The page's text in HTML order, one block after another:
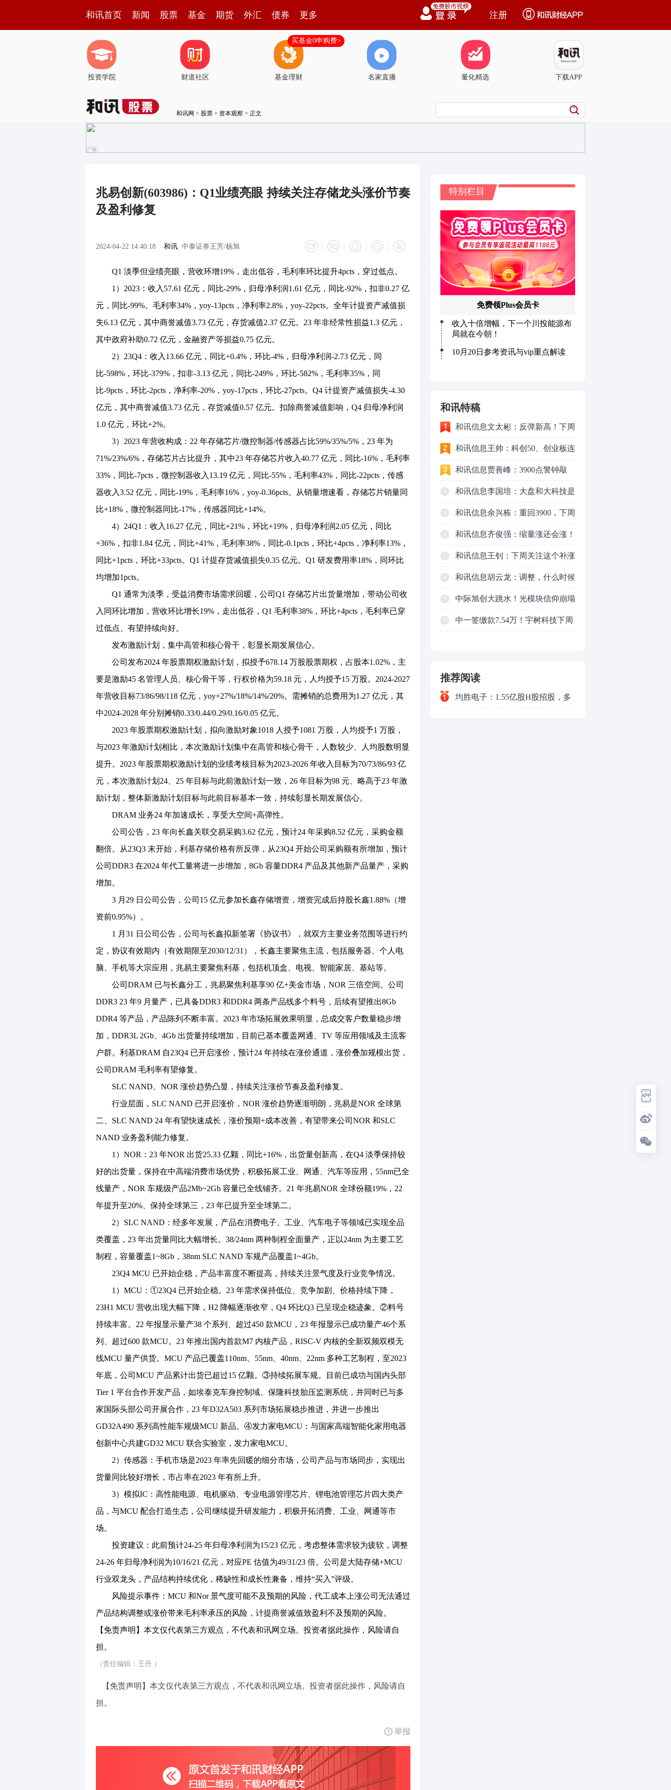
和讯首页 新闻 股票 基金 期货 外汇 债券 更多 注册
投资学院 财道社区 基金理财
买基金0申购费>
名家直播 量化精选 下载APP
和讯网 > 股票 > 资本观察 > 正文
兆易创新(603986)：Q1业绩亮眼 持续关注存储龙头涨价节奏
及盈利修复
2024-04-22 14:40:18 和讯 中泰证券王芳/杨旭
Q1 淡季但业绩亮眼，营收环增19%，走出低谷，毛利率环比提升4pcts，穿过低点。
1）2023：收入57.61 亿元，同比-29%，归母净利润1.61 亿元，同比-92%，扣非0.27 亿
元，同比-99%。毛利率34%，yoy-13pcts，净利率2.8%，yoy-22pcts。全年计提资产减值损
失6.13 亿元，其中商誉减值3.73 亿元，存货减值2.37 亿元。23 年非经常性损益1.3 亿元，
其中政府补助0.72 亿元，金融资产等损益0.75 亿元。
2）23Q4：收入13.66 亿元，同比+0.4%，环比-4%，归母净利润-2.73 亿元，同
比-598%，环比-379%，扣非-3.13 亿元，同比-249%，环比-582%，毛利率35%，同
比-9pcts，环比-2pcts，净利率-20%，yoy-17pcts，环比-27pcts。Q4 计提资产减值损失-4.30
亿元，其中商誉减值3.73 亿元，存货减值0.57 亿元。扣除商誉减值影响，Q4 归母净利润
1.0 亿元，环比+2%。
3）2023 年营收构成：22 年存储芯片/微控制器/传感器占比59%/35%/5%，23 年为
71%/23%/6%，存储芯片占比提升，其中23 年存储芯片收入40.77 亿元，同比-16%，毛利率
33%，同比-7pcts，微控制器收入13.19 亿元，同比-55%，毛利率43%，同比-22pcts，传感
器收入3.52 亿元，同比-19%，毛利率16%，yoy-0.36pcts。从销量增速看，存储芯片销量同
比+18%，微控制器同比-17%，传感器同比+14%。
4）24Q1：收入16.27 亿元，同比+21%，环比+19%，归母净利润2.05 亿元，同比
+36%，扣非1.84 亿元，同比+41%，毛利率38%，同比-0.1pcts，环比+4pcts，净利率13%，
同比+1pcts，环比+33pcts。Q1 计提存货减值损失0.35 亿元。Q1 研发费用率18%，同环比
均增加1pcts。
Q1 通常为淡季，受益消费市场需求回暖，公司Q1 存储芯片出货量增加，带动公司收
入同环比增加，营收环比增长19%，走出低谷，Q1 毛利率38%，环比+4pcts，毛利率已穿
过低点、有望持续向好。
发布激励计划，集中高管和核心骨干，彰显长期发展信心。
公司发布2024 年股票期权激励计划，拟授予678.14 万股股票期权，占股本1.02%，主
要是激励45 名管理人员、核心骨干等，行权价格为59.18 元，人均授予15 万股。2024-2027
年营收目标73/86/98/118 亿元，yoy+27%/18%/14%/20%。需摊销的总费用为1.27 亿元，其
中2024-2028 年分别摊销0.33/0.44/0.29/0.16/0.05 亿元。
2023 年股票期权激励计划，拟向激励对象1018 人授予1081 万股，人均授予1 万股，
与2023 年激励计划相比，本次激励计划集中在高管和核心骨干，人数较少、人均股数明显
提升。2023 年股票期权激励计划的业绩考核目标为2023-2026 年收入目标为70/73/86/93 亿
元，本次激励计划24、25 年目标与此前激励计划一致，26 年目标为98 元、略高于23 年激
励计划，整体新激励计划目标与此前目标基本一致，持续彰显长期发展信心。
DRAM 业务24 年加速成长，享受大空间+高弹性。
公司公告，23 年向长鑫关联交易采购3.62 亿元，预计24 年采购8.52 亿元，采购金额
翻倍。从23Q3 末开始，利基存储价格有所反弹，从23Q4 开始公司采购额有所增加，预计
公司DDR3 在2024 年代工量将进一步增加，8Gb 容量DDR4 产品及其他新产品量产，采购
增加。
3 月29 日公司公告，公司15 亿元参加长鑫存储增资，增资完成后持股长鑫1.88%（增
资前0.95%）。
1 月31 日公司公告，公司与长鑫拟新签署《协议书》，就双方主要业务范围等进行约
定，协议有效期内（有效期限至2030/12/31），长鑫主要聚焦主流，包括服务器、个人电
脑、手机等大宗应用，兆易主要聚焦利基，包括机顶盒、电视、智能家居、基站等。
公司DRAM 已与长鑫分工，兆易聚焦利基享90 亿+美金市场，NOR 三倍空间。公司
DDR3 23 年9 月量产，已具备DDR3 和DDR4 两条产品线多个料号，后续有望推出8Gb
DDR4 等产品，产品陈列不断丰富。2023 年市场拓展效果明显，总成交客户数量稳步增
加，DDR3L 2Gb、4Gb 出货量持续增加，目前已基本覆盖网通、TV 等应用领域及主流客
户群。利基DRAM 自23Q4 已开启涨价，预计24 年持续在涨价通道，涨价叠加规模出货，
公司DRAM 毛利率有望修复。
SLC NAND、NOR 涨价趋势凸显，持续关注涨价节奏及盈利修复。
行业层面，SLC NAND 已开启涨价，NOR 涨价趋势逐渐明朗，兆易是NOR 全球第
二、SLC NAND 24 年有望快速成长，涨价预期+成本改善，有望带来公司NOR 和SLC
NAND 业务盈利能力修复。
1）NOR：23 年NOR 出货25.33 亿颗，同比+16%，出货量创新高，在Q4 淡季保持较
好的出货量，保持在中高端消费市场优势，积极拓展工业、网通、汽车等应用，55nm已全
线量产，NOR 车规级产品2Mb~2Gb 容量已全线铺齐。21 年兆易NOR 全球份额19%，22
年提升至20%、保持全球第三，23 年已提升至全球第二。
2）SLC NAND：经多年发展，产品在消费电子、工业、汽车电子等领域已实现全品
类覆盖，23 年出货量同比大幅增长。38/24nm 两种制程全面量产，正以24nm 为主要工艺
制程，容量覆盖1~8Gb，38nm SLC NAND 车规产品覆盖1~4Gb。
23Q4 MCU 已开始企稳，产品丰富度不断提高，持续关注景气度及行业竞争情况。
1）MCU：①23Q4 已开始企稳。23 年需求保持低位、竞争加剧、价格持续下降，
23H1 MCU 营收出现大幅下降，H2 降幅逐渐收窄，Q4 环比Q3 已呈现企稳迹象。②料号
持续丰富。22 年报显示量产38 个系列、超过450 款MCU，23 年报显示已成功量产46个系
列、超过600 款MCU。23 年推出国内首款M7 内核产品，RISC-V 内核的全新双频双模无
线MCU 量产供货。MCU 产品已覆盖110nm、55nm、40nm、22nm 多种工艺制程，至2023
年底，公司MCU 产品累计出货已超过15 亿颗。③持续拓展车规。目前已成功与国内头部
Tier 1 平台合作开发产品，如埃泰克车身控制域、保隆科技胎压监测系统，并同时已与多
家国际头部公司开展合作，23 年D32A503 系列市场拓展稳步推进，并进一步推出
GD32A490 系列高性能车规级MCU 新品。④发力家电MCU：与国家高端智能化家用电器
创新中心共建GD32 MCU 联合实验室，发力家电MCU。
2）传感器：手机市场是2023 年率先回暖的细分市场，公司产品与市场同步，实现出
货量同比较好增长，市占率在2023 年有所上升。
3）模拟IC：高性能电源、电机驱动、专业电源管理芯片、锂电池管理芯片四大类产
品，与MCU 配合打造生态，公司继续提升研发能力，积极开拓消费、工业、网通等市
场。
投资建议：此前预计24-25 年归母净利润为15/23 亿元，考虑整体需求较为疲软，调整
24-26 年归母净利润为10/16/21 亿元，对应PE 估值为49/31/23 倍。公司是大陆存储+MCU
行业双龙头，产品结构持续优化，稀缺性和成长性兼备，维持“买入”评级。
风险提示事件：MCU 和Nor 景气度可能不及预期的风险，代工成本上涨公司无法通过
产品结构调整或涨价带来毛利率承压的风险，计提商誉减值致盈利不及预期的风险。
【免责声明】本文仅代表第三方观点，不代表和讯网立场。投资者据此操作，风险请自
担。
（责任编辑：王丹 ）
【免责声明】本文仅代表第三方观点，不代表和讯网立场。投资者据此操作，风险请自
担。
举报
和讯特稿
和讯信息文太彬：反弹新高！下周
行情怎么走？
和讯信息王帅：科创50、创业板连
续反弹之后，重要防守线已出现
和讯信息贾善峰：3900点警钟敲
响，主力正在暗中布局！
和讯信息李国培：大盘和大科技是
反转？还是反弹？
5 和讯信息余兴栋：重回3900，下周
稳了吗？
和讯信息齐俊强：缩量涨还会涨！
7 和讯信息王钊：下周关注这个补涨
机会
和讯信息胡云龙：调整，什么时候
来
中际旭创大跳水！光模块信仰崩塌
了？
中一签缴款7.54万！宇树科技下周
推荐阅读
均胜电子：1.55亿股H股招股，多